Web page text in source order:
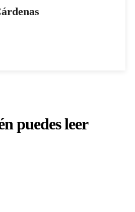
puedes leer